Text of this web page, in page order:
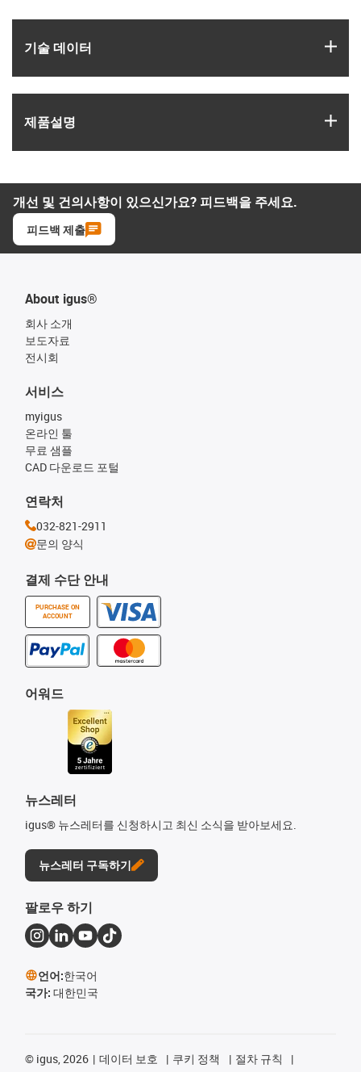
기술 데이터
제품­설명
개선 및 건의사항이 있으신가요? 피드백을 주세요.
피드백 제출
About igus®
회사 소개
보도자료
전시회
결제 수단 안내
PURCHASE ON
ACCOUNT
서비스
myigus
온라인 툴
무료 샘플
CAD 다운로드 포털
어워드
뉴스레터
igus® 뉴스레터를 신청하시고 최신 소식을 받아보세요.
뉴스레터 구독하기
연락처
032-821-2911
문의 양식
팔로우 하기
언어:한국어
국가: 대한민국
© igus, 2026 데이터 보호 쿠키 정책
절차 규칙